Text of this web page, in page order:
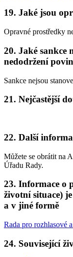
19. Jaké jsou
Opravné prostředky
20. Jaké sankce
nedodržení
Sankce nejsou
21. Nejčastější
22. Další
Můžete se obrátit na
Úřadu Rady.
23. Informace o
životní situace)
a v jiné formě
Rada pro rozhlasové
24. Související